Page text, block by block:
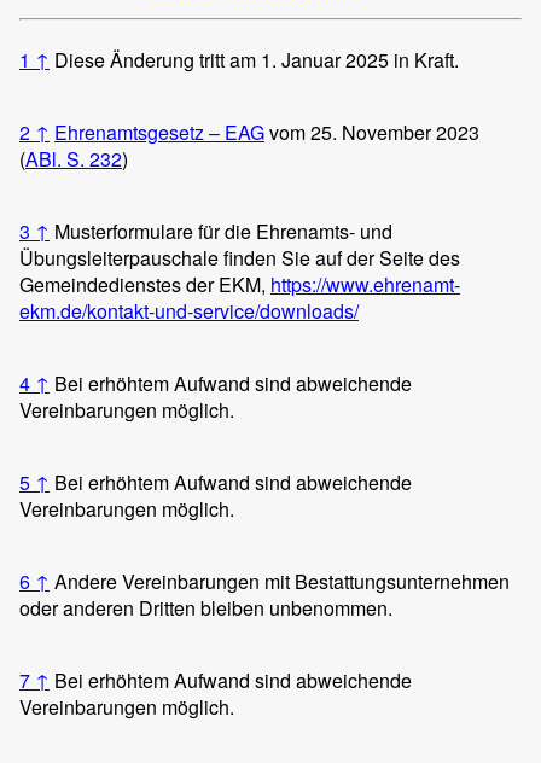
1 ↑ Diese Änderung tritt am 1. Januar 2025 in Kraft.
2 ↑ Ehrenamtsgesetz – EAGvom 25. November 2023
(ABl. S. 232)
3 ↑ Musterformulare für die Ehrenamts- und
Übungsleiterpauschale finden Sie auf der Seite des
Gemeindedienstes der EKM, https://www.ehrenamt-
ekm.de/kontakt-und-service/downloads/
4 ↑ Bei erhöhtem Aufwand sind abweichende
Vereinbarungen möglich.
5 ↑ Bei erhöhtem Aufwand sind abweichende
Vereinbarungen möglich.
6 ↑ Andere Vereinbarungen mit Bestattungsunternehmen
oder anderen Dritten bleiben unbenommen.
7 ↑ Bei erhöhtem Aufwand sind abweichende
Vereinbarungen möglich.